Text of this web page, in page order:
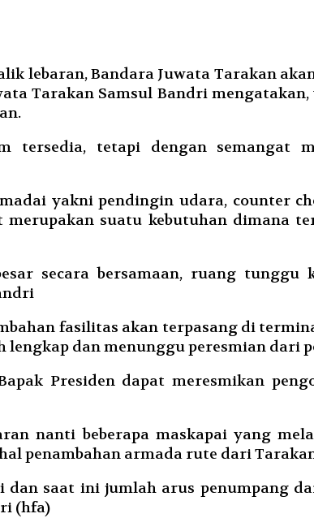
lebaran, Bandara Juwata Tarakan
Tarakan Samsul Bandri
tersedia, tetapi dengan semangat
yakni pendingin udara, counter
suatu kebutuhan dimana
secara bersamaan, ruang
fasilitas akan terpasang di
dan menunggu peresmian dari
Presiden dapat meresmikan
nanti beberapa maskapai yang
penambahan armada rute dari
dan saat ini jumlah arus penumpang
(hfa)